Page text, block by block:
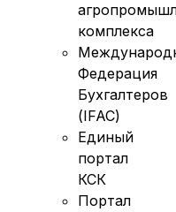
комплекса
Федерация
Бухгалтеров
(IFAC)
Единый
портал
КСК
Портал